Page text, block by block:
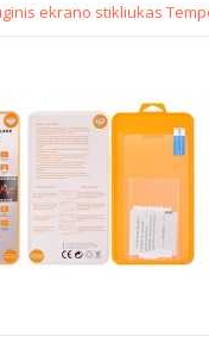
ekrano stikliukas